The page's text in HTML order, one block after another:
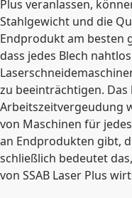
Plus veranlassen,
Stahlgewicht und die
Endprodukt am besten
dass jedes Blech
zu beeinträchtigen. Das
Arbeitszeitvergeudung
von Maschinen für
an Endprodukten gibt,
schließlich bedeutet
von SSAB Laser Plus